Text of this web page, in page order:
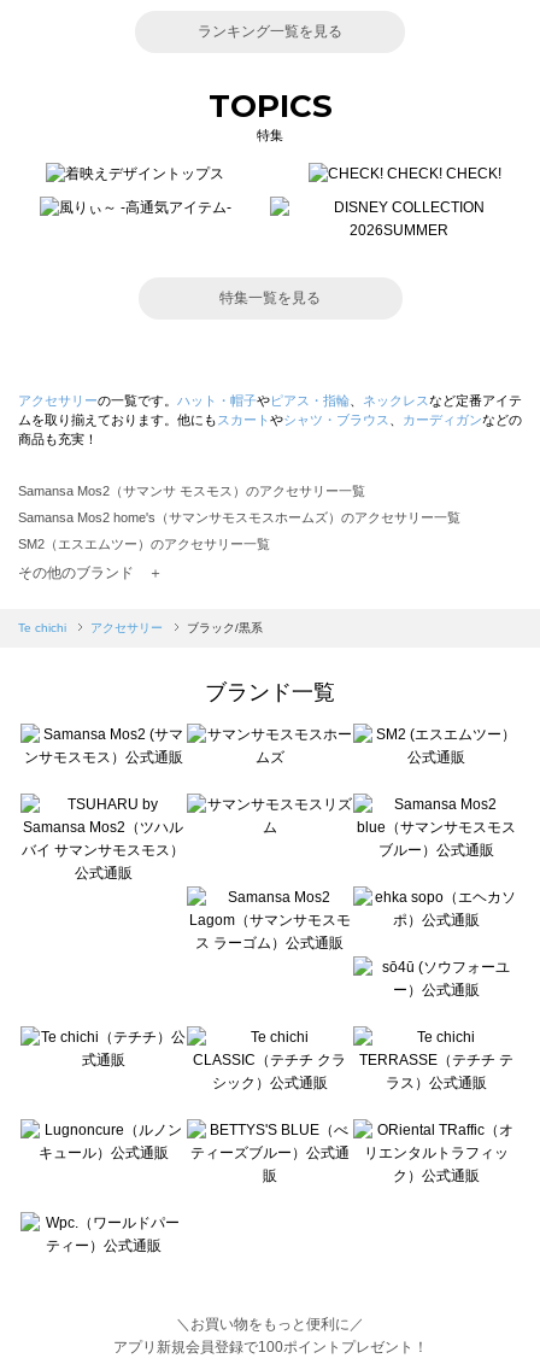
ランキング一覧を見る
TOPICS
特集
特集一覧を見る
アクセサリーの一覧です。 ハット・帽子やピアス・指輪 ネックレスなど定番アイテ
ムを取り揃えております。他にも スカート やシャツ・ブラウス カーディガンなどの
商品も充実！
Samansa Mos2（サマンサ モスモス）のアクセサリー一覧
Samansa Mos2 home's（サマンサモスモスホームズ）のアクセサリー一覧
SM2（エスエムツー）のアクセサリー一覧
TSUHARU by Samansa Mos2（ツハルバイサマンサモスモス）のアクセサリー一覧
Samansa Mos2 blue（サマンサモスモス ブルー）のアクセサリー一覧
sō4ū（ソウフォーユー）のアクセサリー一覧
Te chichi（テチチ）のアクセサリー一覧
Te chichi CLASSIC（テチチ クラシック）のアクセサリー一覧
Lugnoncure（ルノンキュール）のアクセサリー一覧
BETTY'S BLUE（べティーズブルー）のアクセサリー一覧
Wpc.（ワールドパーティー）のアクセサリー一覧
その他のブランド ＋
Te chichi アクセサリー ブラック/黒系
ブランド一覧
＼お買い物をもっと便利に／
アプリ新規会員登録で100ポイントプレゼント！